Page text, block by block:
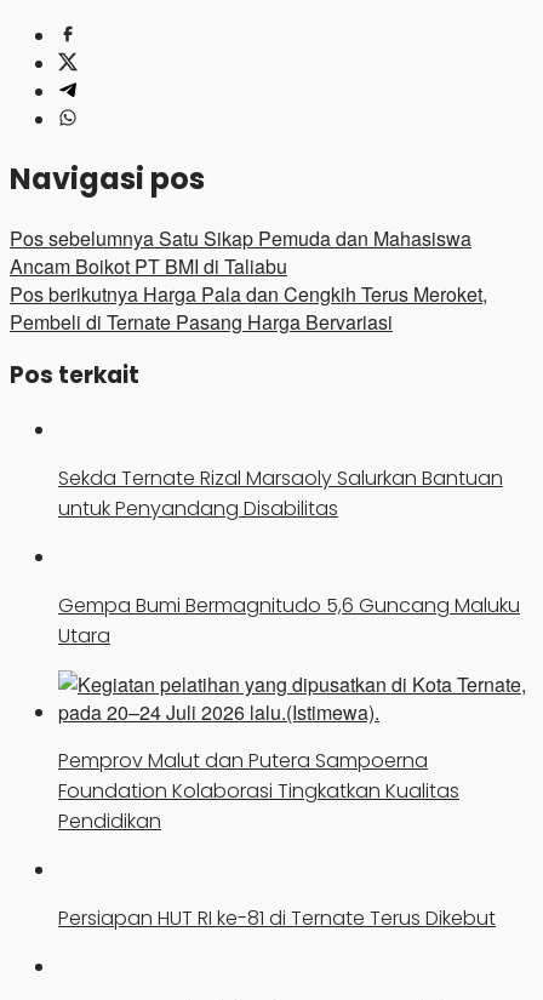
Navigasi pos
Pos sebelumnyaSatu Sikap Pemuda dan Mahasiswa
Ancam Boikot PT BMI di Taliabu
Pos berikutnya Harga Pala dan Cengkih Terus Meroket,
Pembeli di Ternate Pasang Harga Bervariasi
Pos terkait
Sekda Ternate Rizal Marsaoly Salurkan Bantuan
untuk Penyandang Disabilitas
Gempa Bumi Bermagnitudo 5,6 Guncang Maluku
Utara
Pemprov Malut dan Putera Sampoerna
Foundation Kolaborasi Tingkatkan Kualitas
Pendidikan
Persiapan HUT RI ke-81 di Ternate Terus Dikebut